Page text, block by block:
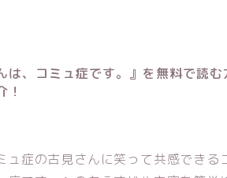
は、コミュ症です。』を無料で読
！
ュ症の古見さんに笑って共感でき